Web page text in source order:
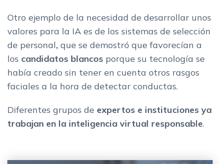
Otro ejemplo de la necesidad de desarrollar unos
valores para la IA es de los sistemas de selección
de personal, que se demostró que favorecían a
los candidatos blancos porque su tecnología se
había creado sin tener en cuenta otros rasgos
faciales a la hora de detectar conductas.
Diferentes grupos de expertos e instituciones ya
trabajan en la inteligencia virtual responsable.